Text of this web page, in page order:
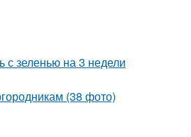
с зеленью на 3 недели
(38 фото)